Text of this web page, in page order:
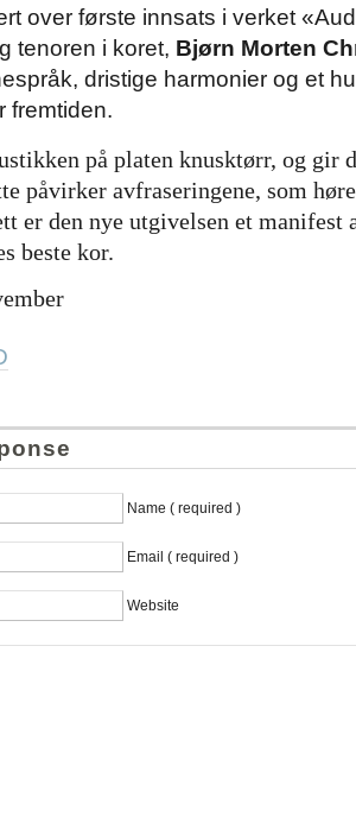
over første innsats i verket
tenoren i koret, Bjørn Morten
dristige harmonier og et
fremtiden.
på platen knusktørr, og gir
påvirker avfraseringene, som
er den nye utgivelsen et manifest
beste kor.
Name ( required )
Email ( required )
Website